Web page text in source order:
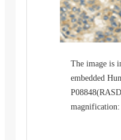
The image is
embedded